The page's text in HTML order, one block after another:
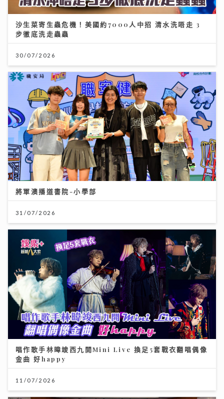
沙生菜寄生蟲危機！美國約7000人中招 清水洗唔走 3
步徹底洗走蟲蟲
30/07/2026
將軍澳播道書院-小學部
31/07/2026
唱作歌手林暐竣西九開Mini Live 換足5套戰衣翻唱偶像
金曲 好happy
11/07/2026